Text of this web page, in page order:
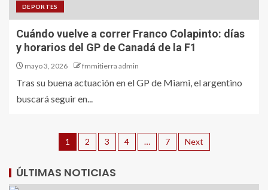
DEPORTES
Cuándo vuelve a correr Franco Colapinto: días
y horarios del GP de Canadá de la F1
mayo 3, 2026 fmmitierra admin
Tras su buena actuación en el GP de Miami, el argentino
buscará seguir en...
1 2 3 4 … 7 Next
ÚLTIMAS NOTICIAS